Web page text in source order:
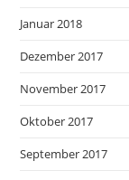
Januar 2018
Dezember 2017
November 2017
Oktober 2017
September 2017